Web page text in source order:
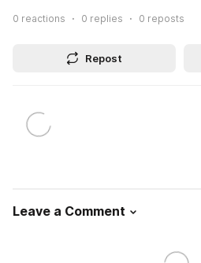
0 reactions 0 replies 0 reposts
Repost
Leave a Comment